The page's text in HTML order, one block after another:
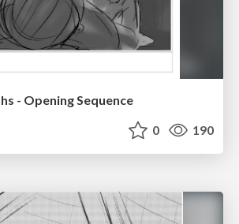
- Opening Sequence
0 190